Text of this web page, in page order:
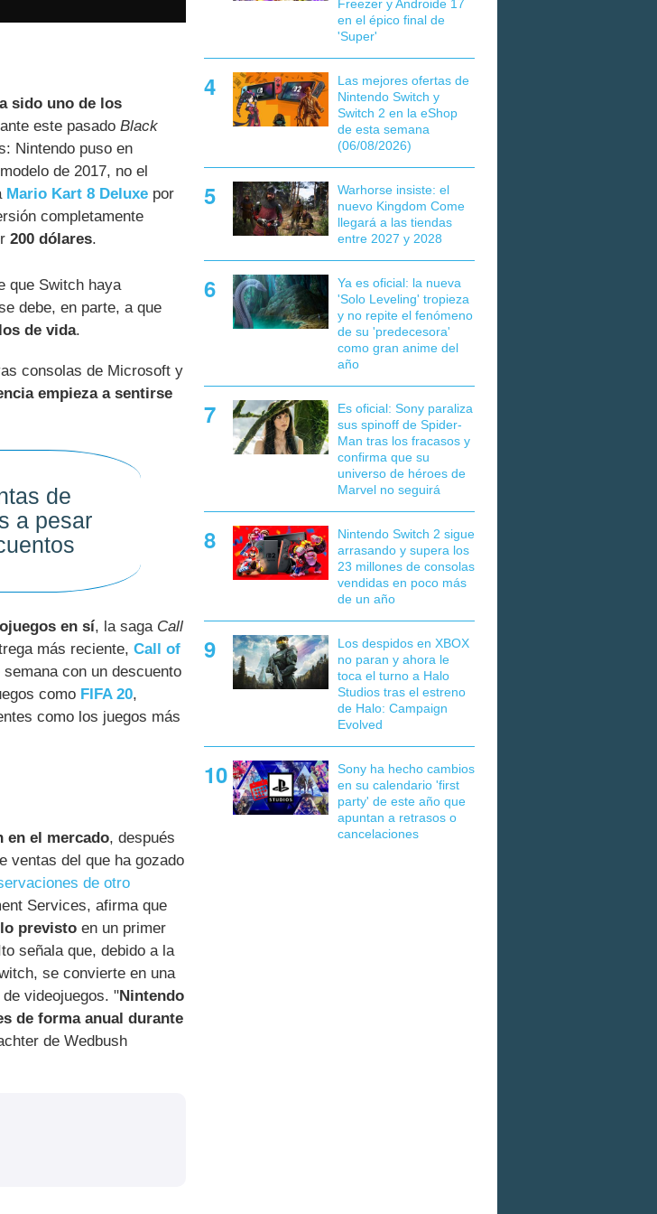
sido uno de los
este pasado Black
Nintendo puso en
de 2017, no el
Mario Kart 8 Deluxe por
completamente
200 dólares.
que Switch haya
debe, en parte, a que
de vida.
consolas de Microsoft y
empieza a sentirse
de
a pesar
en sí, la saga Call
más reciente, Call of
con un descuento
como FIFA 20,
como los juegos más
en el mercado, después
ventas del que ha gozado
de otro
Services, afirma que
previsto en un primer
señala que, debido a la
se convierte en una
videojuegos. "Nintendo
de forma anual durante
de Wedbush
Freezer y Androide 17
en el épico final de
'Super'
Las mejores ofertas de
Nintendo Switch y
Switch 2 en la eShop
de esta semana
(06/08/2026)
Warhorse insiste: el
nuevo Kingdom Come
llegará a las tiendas
entre 2027 y 2028
Ya es oficial: la nueva
'Solo Leveling' tropieza
y no repite el fenómeno
de su 'predecesora'
como gran anime del
año
Es oficial: Sony paraliza
sus spinoff de Spider-
Man tras los fracasos y
confirma que su
universo de héroes de
Marvel no seguirá
Nintendo Switch 2 sigue
arrasando y supera los
23 millones de consolas
vendidas en poco más
de un año
Los despidos en XBOX
no paran y ahora le
toca el turno a Halo
Studios tras el estreno
de Halo: Campaign
Evolved
Sony ha hecho cambios
en su calendario 'first
party' de este año que
apuntan a retrasos o
cancelaciones